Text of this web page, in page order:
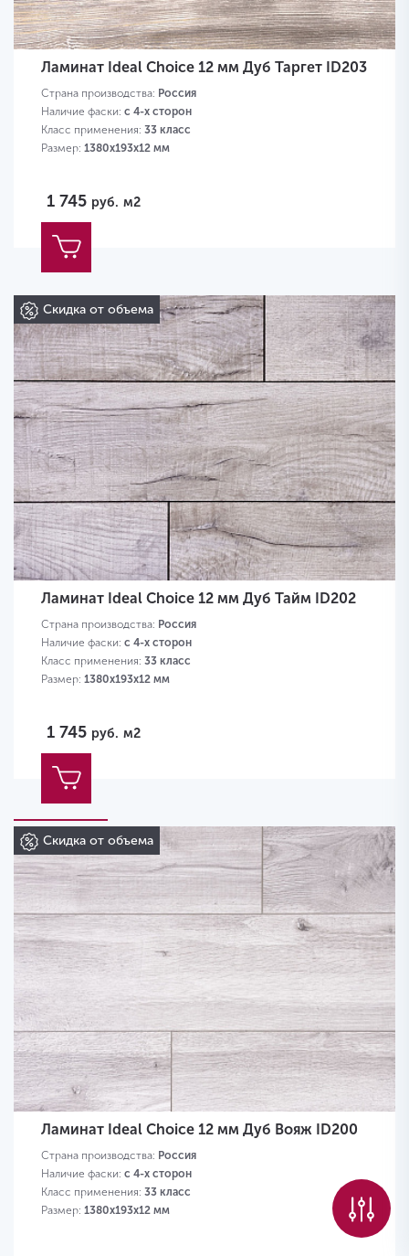
Ламинат Ideal Choice 12 мм Дуб Таргет ID203
Страна производства: Россия
Наличие фаски: с 4-х сторон
Класс применения: 33 класс
Размер: 1380х193х12 мм
1 745 руб. м2
Скидка от объема
Ламинат Ideal Choice 12 мм Дуб Тайм ID202
Страна производства: Россия
Наличие фаски: с 4-х сторон
Класс применения: 33 класс
Размер: 1380х193х12 мм
1 745 руб. м2
Скидка от объема
Ламинат Ideal Choice 12 мм Дуб Вояж ID200
Страна производства: Россия
Наличие фаски: с 4-х сторон
Класс применения: 33 класс
Размер: 1380х193х12 мм